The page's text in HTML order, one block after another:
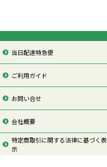
当日配達特急便
ご利用ガイド
お問い合せ
会社概要
特定商取引に関する法律に基づく表
示